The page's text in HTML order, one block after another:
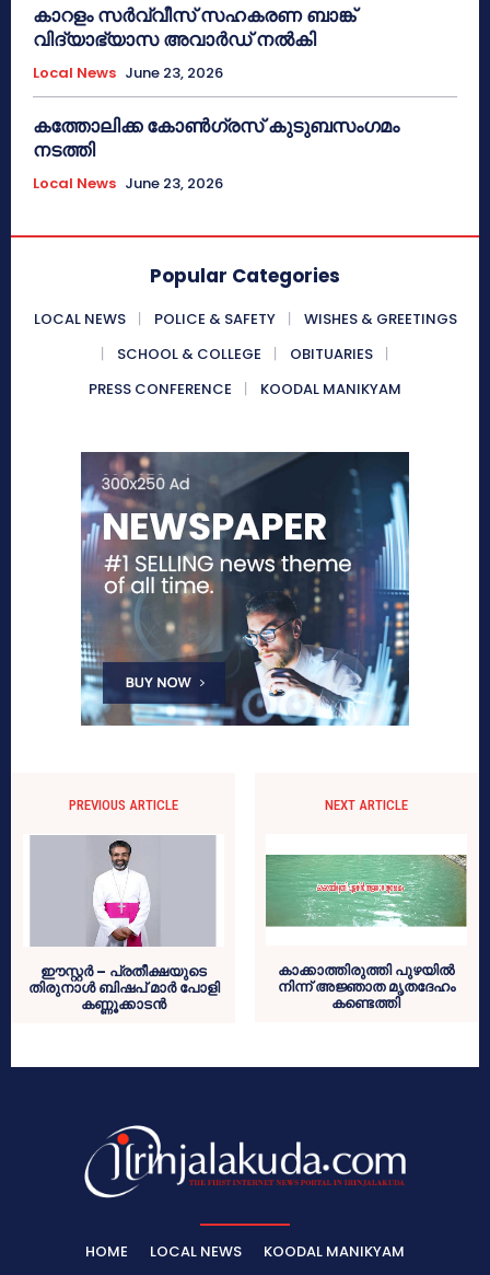
കാറളം സർവ്വീസ് സഹകരണ ബാങ്ക്
വിദ്യാഭ്യാസ അവാർഡ് നൽകി
Local News June 23, 2026
കത്തോലിക്ക കോൺഗ്രസ് കുടുബസംഗമം
നടത്തി
Local News June 23, 2026
Popular Categories
LOCAL NEWS POLICE & SAFETY
WISHES & GREETINGS
SCHOOL & COLLEGE
OBITUARIES
PRESS CONFERENCE
KOODAL MANIKYAM
PREVIOUS ARTICLE
ഈസ്റ്റര്‍ – പ്രതീക്ഷയുടെ
തിരുനാള്‍ ബിഷപ് മാര്‍ പോളി
കണ്ണൂക്കാടന്‍
NEXT ARTICLE
കാക്കാത്തിരുത്തി പുഴയില്‍
നിന്ന് അജ്ഞാത മൃതദേഹം
കണ്ടെത്തി
HOME LOCAL NEWS KOODAL MANIKYAM